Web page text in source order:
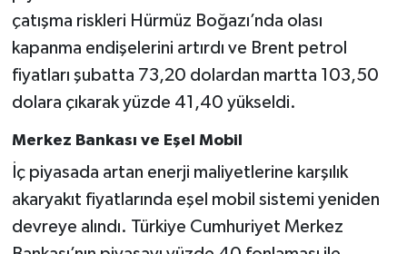
çatışma riskleri Hürmüz Boğazı’nda olası
kapanma endişelerini artırdı ve Brent petrol
fiyatları şubatta 73,20 dolardan martta 103,50
dolara çıkarak yüzde 41,40 yükseldi.
Merkez Bankası ve Eşel Mobil
İç piyasada artan enerji maliyetlerine karşılık
akaryakıt fiyatlarında eşel mobil sistemi yeniden
devreye alındı. Türkiye Cumhuriyet Merkez